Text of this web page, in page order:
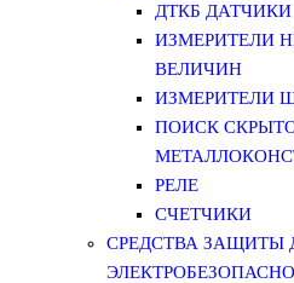
ДТКБ ДАТЧИКИ
ИЗМЕРИТЕЛИ
ВЕЛИЧИН
ИЗМЕРИТЕЛИ
ПОИСК
РЕЛЕ
СЧЕТЧИКИ
СРЕДСТВА ЗАЩИТЫ